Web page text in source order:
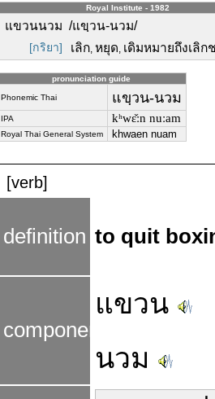
Royal Institute - 1982
แขวนนวม /แขฺวน-นวม/
[กริยา] เลิก, หยุด, เดิมหมายถึงเลิก
pronunciation guide
Phonemic Thai แขฺวน-นวม
IPA kʰwɛ̌ːn nuːam
Royal Thai General System khwaen nuam
[verb]
definition to quit
components
แขวน
นวม